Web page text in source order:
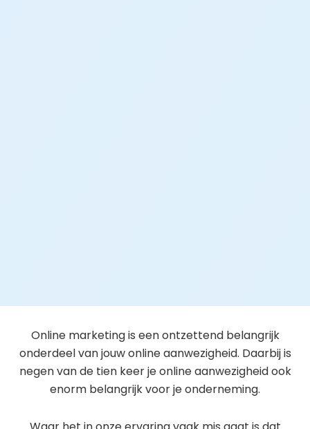
Online marketing is een ontzettend belangrijk
onderdeel van jouw online aanwezigheid. Daarbij is
negen van de tien keer je online aanwezigheid ook
enorm belangrijk voor je onderneming.